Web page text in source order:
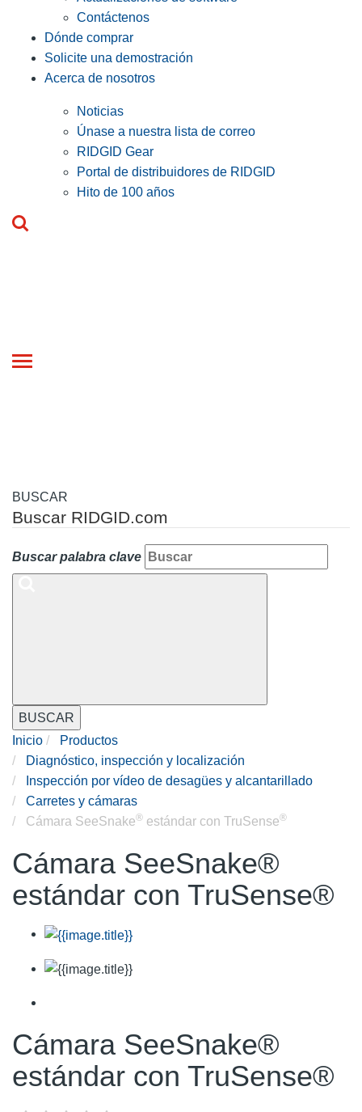
Contáctenos
Dónde comprar
Solicite una demostración
Acerca de nosotros
Noticias
Únase a nuestra lista de correo
RIDGID Gear
Portal de distribuidores de RIDGID
Hito de 100 años
Toggle
BUSCAR
Buscar RIDGID.com
Buscar palabra clave
BUSCAR
Inicio
Productos
Diagnóstico, inspección y localización
Inspección por vídeo de desagües y alcantarillado
Carretes y cámaras
Cámara SeeSnake® estándar con TruSense®
Cámara SeeSnake®
estándar con TruSense®
Cámara SeeSnake®
estándar con TruSense®